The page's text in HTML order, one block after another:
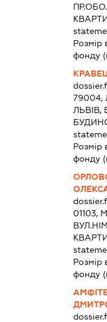
Розмір
фонду
79004,
ЛЬВІВ,
Розмір
фонду
01103,
Розмір
фонду